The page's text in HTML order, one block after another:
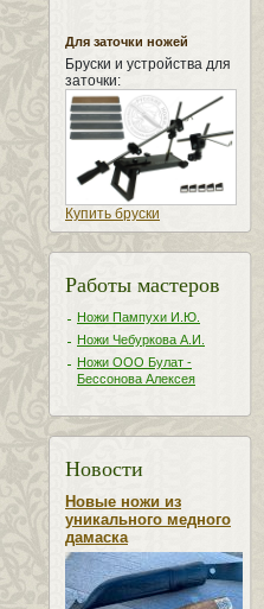
Для заточки ножей
Бруски и устройства для
заточки:
Купить бруски
Работы мастеров
Ножи Пампухи И.Ю.
Ножи Чебуркова А.И.
Ножи ООО Булат -
Бессонова Алексея
Новости
Новые ножи из
уникального медного
дамаска